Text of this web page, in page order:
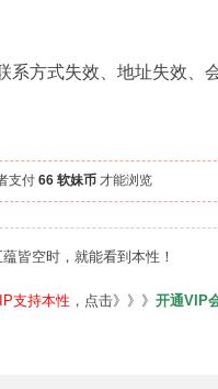
系方式失效、地址失效、
支付 66 软妹币 才能浏览
皆空时，就能看到本性！
支持本性 ，点击》》》 开通VIP